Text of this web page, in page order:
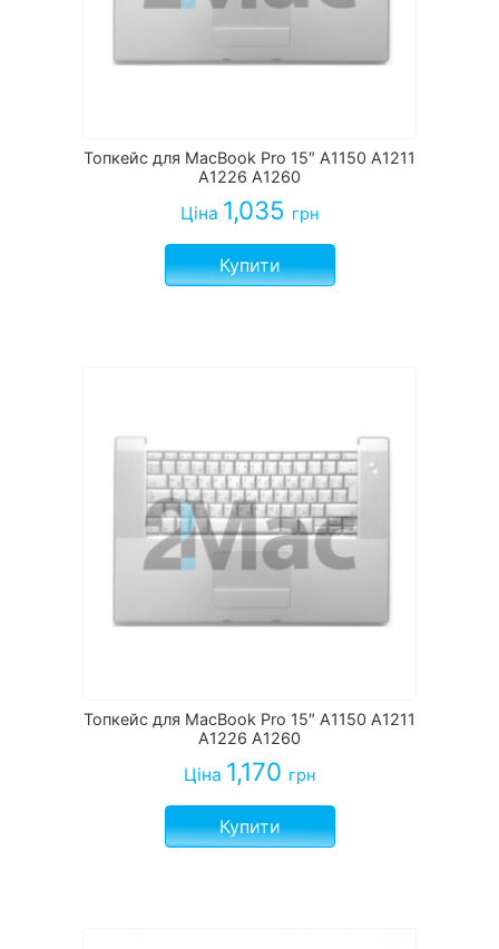
Топкейс для MacBook Pro 15″ A1150 A1211
A1226 A1260
Ціна 1,035 грн
Купити
Топкейс для MacBook Pro 15″ A1150 A1211
A1226 A1260
Ціна 1,170 грн
Купити